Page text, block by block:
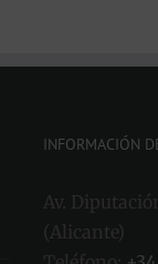
INFORMACIÓN
Av.
(Alicante)